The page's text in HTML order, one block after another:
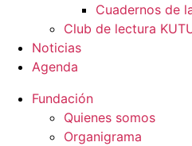
Cuadernos de
Club de lectura
Noticias
Agenda
Fundación
Quienes somos
Organigrama